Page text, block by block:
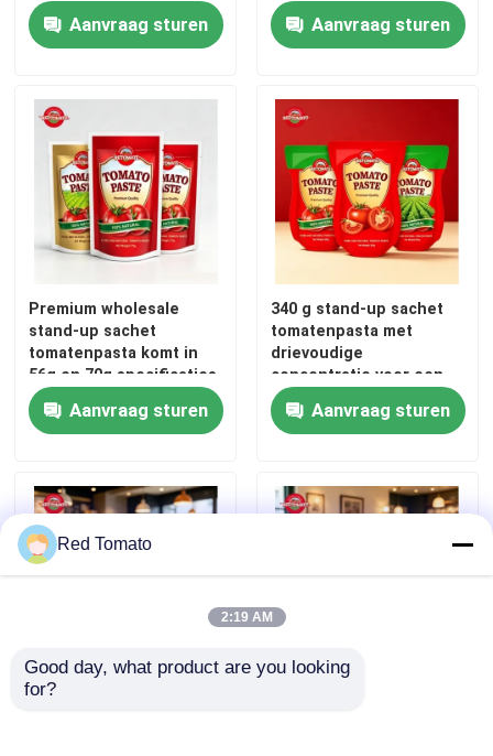
Neem contact met ons op
Vraag een offerte
Rood tomatenpasta
Drum Tomato Paste
Tomatenpasta in blik
Sachet tomatenpasta
Sachet ketchup
Gemaakte bonen
Aanvraag sturen
concentratie
Aanvraag sturen
Premium wholesale
stand-up sachet
tomatenpasta komt in
56g en 70g specificaties,
gemaakt met pure
tomaten en geen
Aanvraag sturen
340 g stand-up sachet
tomatenpasta met
drievoudige
concentratie voor een
verbeterde smaak en
gemakAanvraag sturen
210 g stand-up sachet
Red Tomato
2:19 AM
Good day, what product are you looking
for?